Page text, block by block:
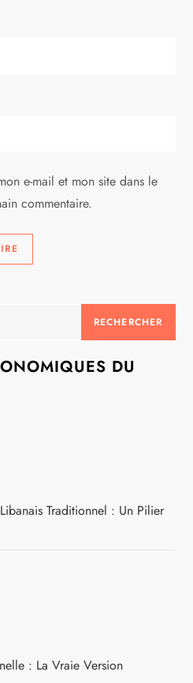
e-mail et mon site dans le
commentaire.
DU
Traditionnel : Un Pilier
: La Vraie Version